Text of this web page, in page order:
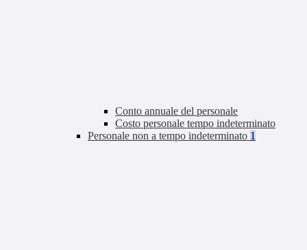
Conto annuale del personale
Costo personale tempo indeterminato
Personale non a tempo indeterminato 1